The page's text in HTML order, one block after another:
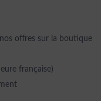
offres sur la boutique
française)